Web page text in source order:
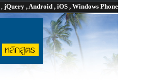
, jQuery , Android , iOS , Windows Phone